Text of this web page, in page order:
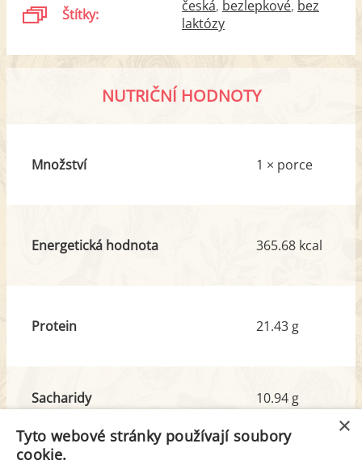
Štítky: česká bezlepkové bez
laktózy
NUTRIČNÍ HODNOTY
Množství 1 × porce
Energetická hodnota 365.68 kcal
Protein 21.43 g
Sacharidy
z toho cukr
10.94 g
6.53 g
×
Tyto webové stránky používají soubory
cookie.